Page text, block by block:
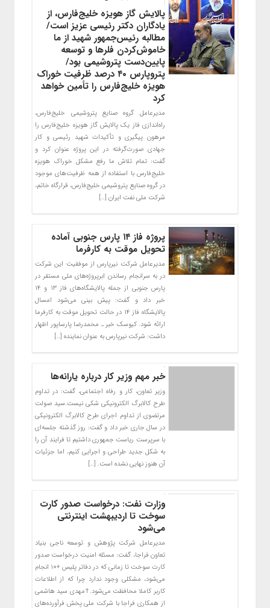
پالایش گاز هویزه خلیج‌فارس، از
یادگاران دکتر رئیسی عزیز است/
مطالبه رئیس‌جمهور شهید از ما
خاموش‌کردن فلرها و توسعه
پایین‌دست پتروشیمی بود/
پتروپارس ۴۰ درصد ظرفیت خوراک
هویزه خلیج‌فارس را تأمین خواهد
کرد
مدیرعامل گروه صنایع پتروشیمی خلیج‌فارس،
راه‌اندازی فاز یک پالایش گاز هویزه خلیج‌فارس را
مرهون پیگیری و تأکیدات شهید رئیسی و کار
جهادی صورت‌گرفته در این پروژه عنوان کرد و
گفت: تمام تلاش ما رفع مشکل خوراک هویزه
خلیج‌فارس با استفاده از همه ظرفیت‌های موجود
در گروه صنایع پتروشیمی خلیج‌فارس، قرارگاه خاتم،
شرکت ملی نفت ایران […]
پروژه فاز ۱۴ پارس جنوبی آماده
تحویل موقت به کارفرما
مدیرعامل شرکت نیرپارس از موفقیت این شرکت
در به سرانجام رساندن ابرپروژه‌های ملی مستقر در
پارس جنوبی از جمله پالایشگاه‌های فاز ۱۳ و ۱۴
خبر داد و گفت: پیش بینی می‌شود امسال
پالایشگاه فاز ۱۴ در حالت تحویل موقت به کارفرما
ارائه شود. کیوسک خبر ـ محمدرضا پارساپور اظهار
داشت: شرکت نیرپارس به عنوان نماینده […]
خبر مهم وزیر کار درباره یارانه‌ها
وزیر تعاون، کار و رفاه اجتماعی، گفت: در تداوم
طرح کالابرگ الکترونیکی شکی نیست.سید صولت
مرتضوی از تداوم اجرای طرح کالابرگ الکترونیکی
در سال جاری خبر داد و گفت: روز گذشته جلسه‌ای
با سرپرست ریاست جمهوری داشتیم تا فرایند آن را
به شکل جدید طراحی و اجرایی کنیم، اما جزئیات
آن هنوز نهایی نشده است. […]
وزارت نفت: درخواست صدور کارت
سوخت تا اردیبهشت اینترنتی
می‌شود
مدیرعامل شرکت پژوهش و توسعه ناجی بنیاد
تعاون فراجا، گفت: مسئله امنیت درخواست صدور
کارت سوخت تا زمانی که در دفاتر پلیس +۱۰ انجام
می‌شود، مشکلی وجود ندارد چرا که از اطلاعات
کاربر کاملا محافظت می‌شود.†مهدی سید هاشمی
از همکاری فراجا با شرکت ملی پخش فرآورده‌های